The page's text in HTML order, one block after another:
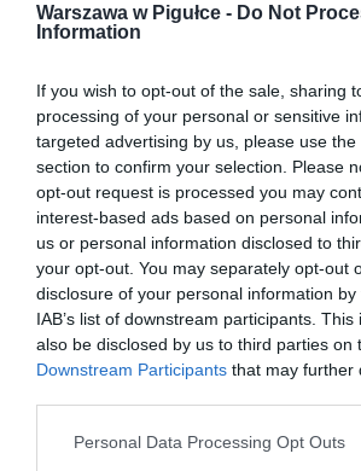
Warszawa w Pigułce - Do Not
Information
If you wish to opt-out of the sale, sharing
processing of your personal or sensitive
targeted advertising by us, please use
section to confirm your selection. Please
opt-out request is processed you may
interest-based ads based on personal
us or personal information disclosed to
your opt-out. You may separately opt-out
disclosure of your personal information
IAB’s list of downstream participants.
also be disclosed by us to third parties on
Downstream Participants that may further
Personal Data Processing Opt Outs